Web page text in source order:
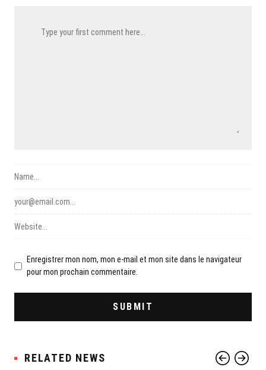
Enregistrer mon nom, mon e-mail et mon site dans le navigateur
pour mon prochain commentaire.
RELATED NEWS